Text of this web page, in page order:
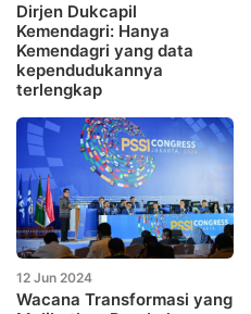
Dirjen Dukcapil
Kemendagri: Hanya
Kemendagri yang data
kependudukannya
terlengkap
12 Jun 2024
Wacana Transformasi yang